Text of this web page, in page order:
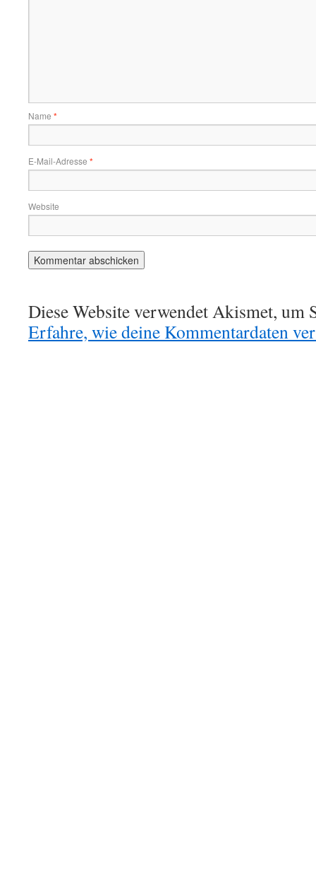
Name *
E-Mail-Adresse *
Website
Diese Website verwendet Akismet, um
Erfahre, wie deine Kommentardaten